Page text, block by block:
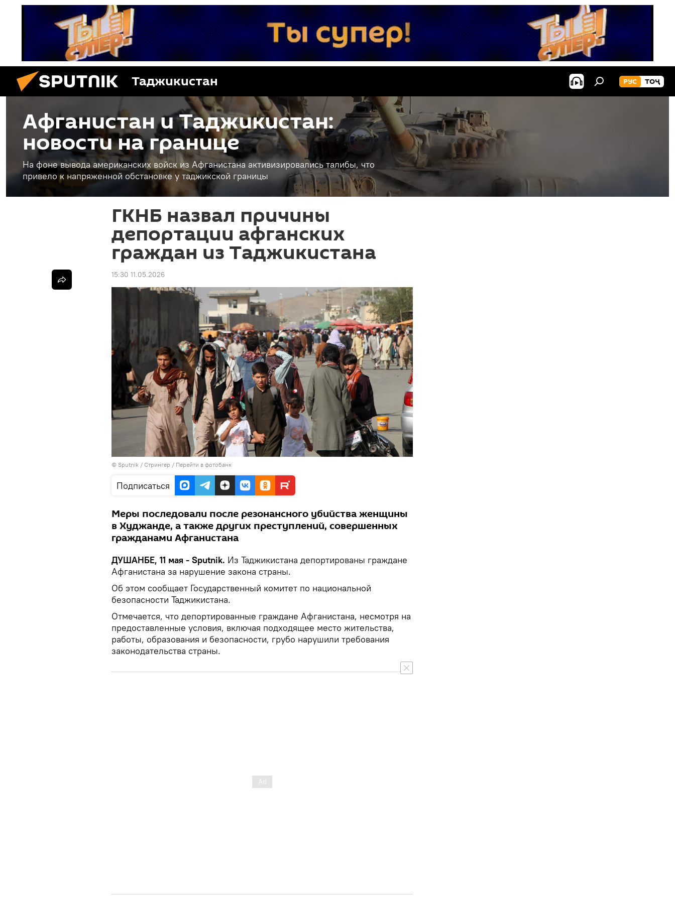
Таджикистан РУС ТОҶ
Афганистан и Таджикистан:
новости на границе
На фоне вывода американских войск из Афганистана активизировались талибы, что
привело к напряженной обстановке у таджикской границы
ГКНБ назвал причины
депортации афганских
граждан из Таджикистана
15:30 11.05.2026
© Sputnik / Стрингер / Перейти в фотобанк
Подписаться
Меры последовали после резонансного убийства женщины
в Худжанде, а также других преступлений, совершенных
гражданами Афганистана
ДУШАНБЕ, 11 мая - Sputnik. Из Таджикистана депортированы граждане
Афганистана за нарушение закона страны.
Об этом сообщает Государственный комитет по национальной
безопасности Таджикистана.
Отмечается, что депортированные граждане Афганистана, несмотря на
предоставленные условия, включая подходящее место жительства,
работы, образования и безопасности, грубо нарушили требования
законодательства страны.